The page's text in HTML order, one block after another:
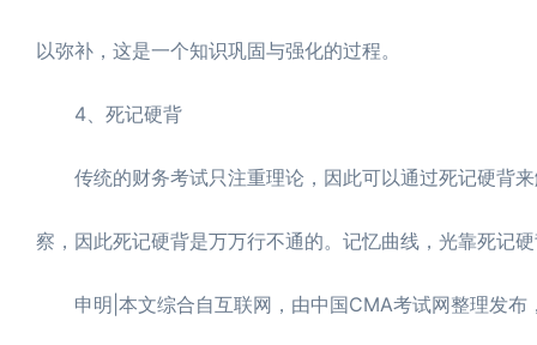
以弥补，这是一个知识巩固与强化的过程。
4、死记硬背
传统的财务考试只注重理论，因此可以通过死记硬背来
察，因此死记硬背是万万行不通的。记忆曲线，光靠死记
申明|本文综合自互联网，由中国CMA考试网整理发布